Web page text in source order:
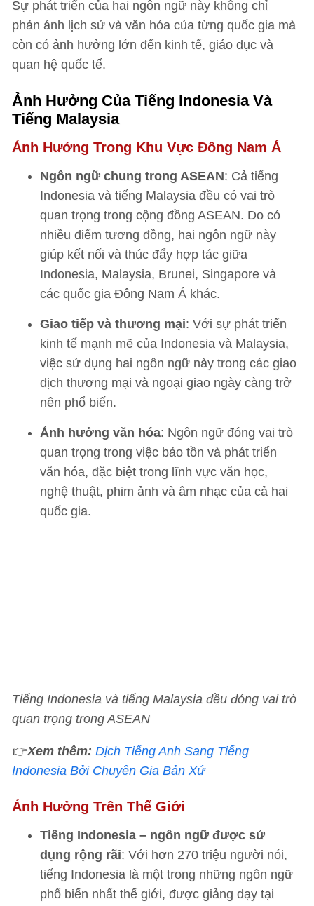
Sự phát triển của hai ngôn ngữ này không chỉ
phản ánh lịch sử và văn hóa của từng quốc gia mà
còn có ảnh hưởng lớn đến kinh tế, giáo dục và
quan hệ quốc tế.
Ảnh Hưởng Của Tiếng Indonesia Và
Tiếng Malaysia
Ảnh Hưởng Trong Khu Vực Đông Nam Á
Ngôn ngữ chung trong ASEAN: Cả tiếng
Indonesia và tiếng Malaysia đều có vai trò
quan trọng trong cộng đồng ASEAN. Do có
nhiều điểm tương đồng, hai ngôn ngữ này
giúp kết nối và thúc đẩy hợp tác giữa
Indonesia, Malaysia, Brunei, Singapore và
các quốc gia Đông Nam Á khác.
Giao tiếp và thương mại: Với sự phát triển
kinh tế mạnh mẽ của Indonesia và Malaysia,
việc sử dụng hai ngôn ngữ này trong các giao
dịch thương mại và ngoại giao ngày càng trở
nên phổ biến.
Ảnh hưởng văn hóa: Ngôn ngữ đóng vai trò
quan trọng trong việc bảo tồn và phát triển
văn hóa, đặc biệt trong lĩnh vực văn học,
nghệ thuật, phim ảnh và âm nhạc của cả hai
quốc gia.
Tiếng Indonesia và tiếng Malaysia đều đóng vai trò
quan trọng trong ASEAN
👉Xem thêm: Dịch Tiếng Anh Sang Tiếng
Indonesia Bởi Chuyên Gia Bản Xứ
Ảnh Hưởng Trên Thế Giới
Tiếng Indonesia – ngôn ngữ được sử
dụng rộng rãi: Với hơn 270 triệu người nói,
tiếng Indonesia là một trong những ngôn ngữ
phổ biến nhất thế giới, được giảng dạy tại